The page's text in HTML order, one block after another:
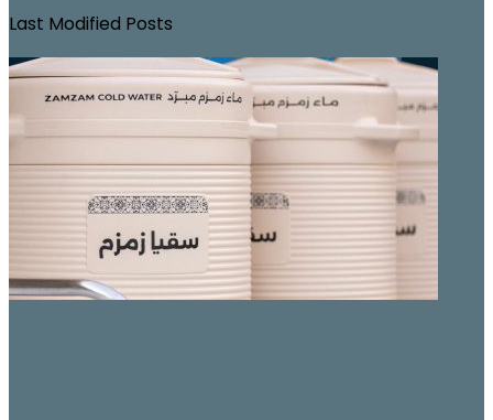
Last Modified Posts